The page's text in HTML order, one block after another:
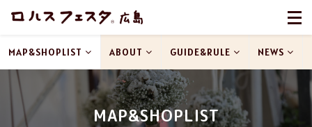
MAP&SHOPLIST
MAP&SHOPLIST ABOUT GUIDE&RULE NEWS